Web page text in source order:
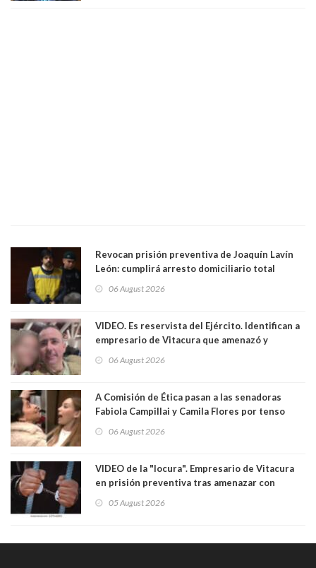
Revocan prisión preventiva de Joaquín Lavín
León: cumplirá arresto domiciliario total
06 August 2026
VIDEO. Es reservista del Ejército. Identifican a
empresario de Vitacura que amenazó y
al "ring raja". Se trata de Andrés Arrieta y la
06 August 2026
A Comisión de Ética pasan a las senadoras
Fabiola Campillai y Camila Flores por tenso
06 August 2026
VIDEO de la "locura". Empresario de Vitacura
en prisión preventiva tras amenazar con
Los persiguió en potente camioneta
05 August 2026